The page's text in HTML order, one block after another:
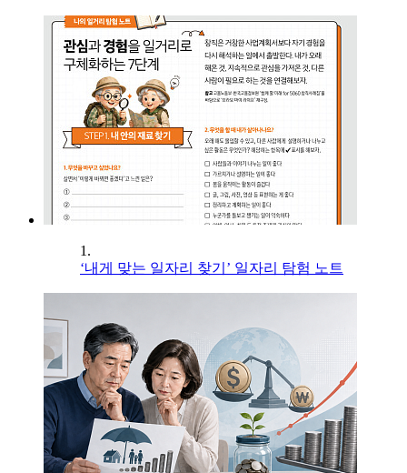
1.
‘내게 맞는 일자리 찾기’ 일자리 탐험 노트